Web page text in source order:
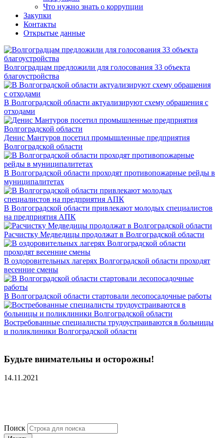
Что нужно знать о коррупции
Закупки
Контакты
Открытые данные
Волгоградцам предложили для голосования 33 объекта
благоустройства
В Волгоградской области актуализируют схему обращения с
отходами
Денис Мантуров посетил промышленные предприятия
Волгоградской области
В Волгоградской области проходят противопожарные рейды в
муниципалитетах
В Волгоградской области привлекают молодых специалистов
на предприятия АПК
Расчистку Медведицы продолжат в Волгоградской области
В оздоровительных лагерях Волгоградской области проходят
весенние смены
В Волгоградской области стартовали лесопосадочные работы
Востребованные специалисты трудоустраиваются в больницы
и поликлиники Волгоградской области
Будьте внимательны и осторожны!
14.11.2021
Поиск